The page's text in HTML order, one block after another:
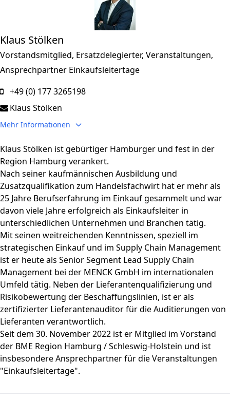
Klaus Stölken
Vorstandsmitglied, Ersatzdelegierter, Veranstaltungen,
Ansprechpartner Einkaufsleitertage
+49 (0) 177 3265198
Klaus Stölken
Mehr Informationen
anzeigen
Klaus Stölken ist gebürtiger Hamburger und fest in der
Region Hamburg verankert.
Nach seiner kaufmännischen Ausbildung und
Zusatzqualifikation zum Handelsfachwirt hat er mehr als
25 Jahre Berufserfahrung im Einkauf gesammelt und war
davon viele Jahre erfolgreich als Einkaufsleiter in
unterschiedlichen Unternehmen und Branchen tätig.
Mit seinen weitreichenden Kenntnissen, speziell im
strategischen Einkauf und im Supply Chain Management
ist er heute als Senior Segment Lead Supply Chain
Management bei der MENCK GmbH im internationalen
Umfeld tätig. Neben der Lieferantenqualifizierung und
Risikobewertung der Beschaffungslinien, ist er als
zertifizierter Lieferantenauditor für die Auditierungen von
Lieferanten verantwortlich.
Seit dem 30. November 2022 ist er Mitglied im Vorstand
der BME Region Hamburg / Schleswig-Holstein und ist
insbesondere Ansprechpartner für die Veranstaltungen
"Einkaufsleitertage".